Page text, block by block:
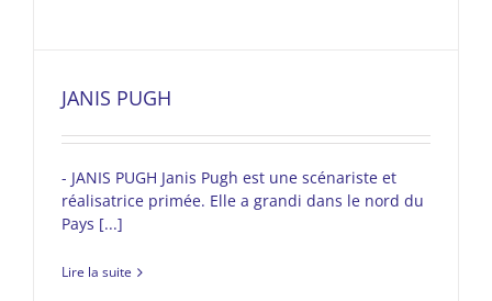
JANIS PUGH
- JANIS PUGH Janis Pugh est une scénariste et
réalisatrice primée. Elle a grandi dans le nord du
Pays [...]
Lire la suite